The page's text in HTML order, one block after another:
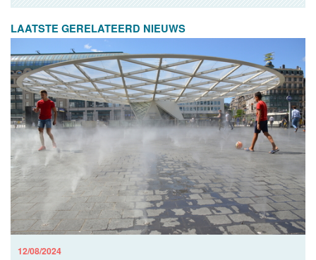
LAATSTE GERELATEERD NIEUWS
12/08/2024